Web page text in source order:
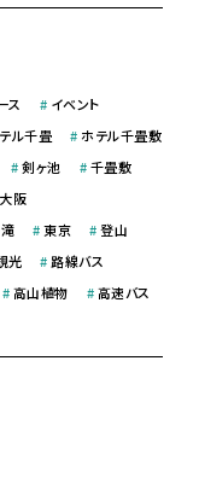
ス # イベント
ル千畳 # ホテル千畳敷
#剣ヶ池 #千畳敷
大阪
#東京 #登山
光 # 路線バス
#高山植物 #高速バス